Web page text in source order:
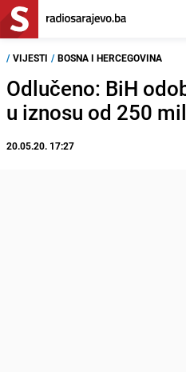
/ VIJESTI / BOSNA I HERCEGOVINA
Odlučeno: BiH
u iznosu od 250
20.05.20. 17:27